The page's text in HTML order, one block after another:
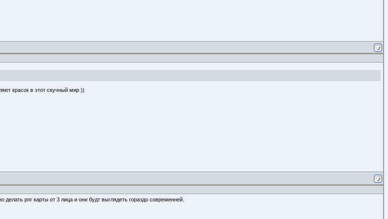
красок в этот скучный мир ))
рпг карты от 3 лица и они будт выглядеть гораздо современней.